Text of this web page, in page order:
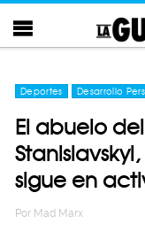
Deportes Desarrollo
El abuelo
sigue en
Por Mad Marx